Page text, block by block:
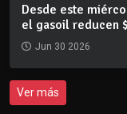
Desde este
el gasoil reducen
Jun 30 2026
Ver más